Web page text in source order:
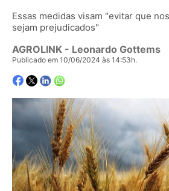
Essas medidas visam "evitar que
sejam prejudicados"
AGROLINK - Leonardo Gottems
Publicado em 10/06/2024 às 14:53h.